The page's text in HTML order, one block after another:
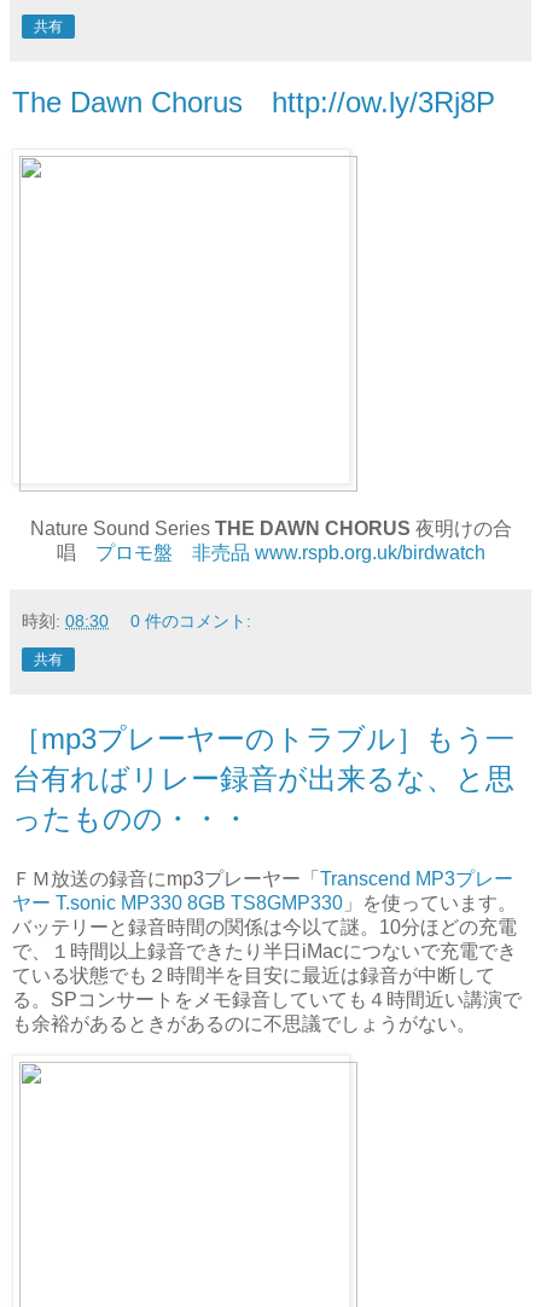
共有
The Dawn Chorus http://ow.ly/3Rj8P
Nature Sound Series THE DAWN CHORUS 夜明けの合
唱 プロモ盤 非売品 www.rspb.org.uk/birdwatch
時刻: 08:30 0 件のコメント:
共有
［mp3プレーヤーのトラブル］もう一
台有ればリレー録音が出来るな、と思
ったものの・・・
ＦＭ放送の録音にmp3プレーヤー「 Transcend MP3プレー
ヤー T.sonic MP330 8GB TS8GMP330 」を使っています。
バッテリーと録音時間の関係は今以て謎。10分ほどの充電
で、１時間以上録音できたり半日iMacにつないで充電でき
ている状態でも２時間半を目安に最近は録音が中断して
る。SPコンサートをメモ録音していても４時間近い講演で
も余裕があるときがあるのに不思議でしょうがない。